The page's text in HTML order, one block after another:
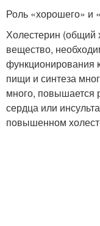
Роль «хорошего» и
Холестерин (общий
вещество,
функционирования
пищи и синтеза
много, повышается
сердца или
повышенном